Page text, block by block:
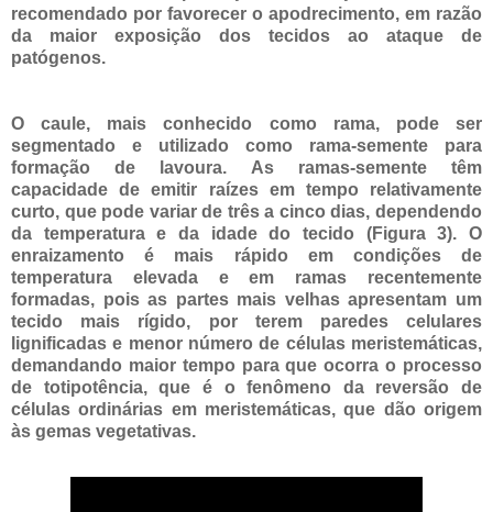
recomendado por favorecer o apodrecimento, em razão
da maior exposição dos tecidos ao ataque de
patógenos.
O caule, mais conhecido como rama, pode ser
segmentado e utilizado como rama-semente para
formação de lavoura. As ramas-semente têm
capacidade de emitir raízes em tempo relativamente
curto, que pode variar de três a cinco dias, dependendo
da temperatura e da idade do tecido (Figura 3). O
enraizamento é mais rápido em condições de
temperatura elevada e em ramas recentemente
formadas, pois as partes mais velhas apresentam um
tecido mais rígido, por terem paredes celulares
lignificadas e menor número de células meristemáticas,
demandando maior tempo para que ocorra o processo
de totipotência, que é o fenômeno da reversão de
células ordinárias em meristemáticas, que dão origem
às gemas vegetativas.